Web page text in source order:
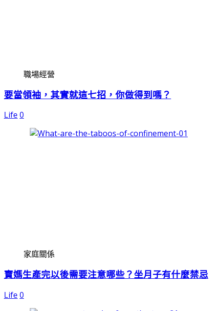
職場經營
要當領袖，其實就這七招，你做得到嗎？
Life 0
家庭關係
寶媽生產完以後需要注意哪些？坐月子有什麼禁忌
Life 0